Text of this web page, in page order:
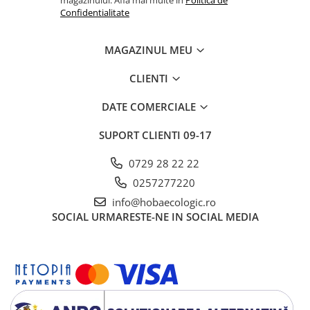
Confidentialitate
MAGAZINUL MEU
CLIENTI
DATE COMERCIALE
SUPORT CLIENTI 09-17
0729 28 22 22
0257277220
info@hobaecologic.ro
SOCIAL URMARESTE-NE IN SOCIAL MEDIA